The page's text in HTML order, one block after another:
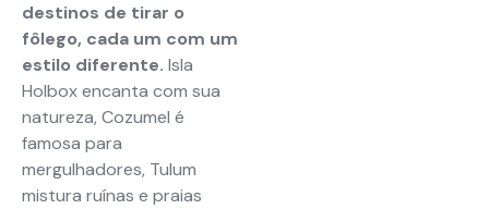
destinos de tirar o
fôlego, cada um com um
estilo diferente. Isla
Holbox encanta com sua
natureza, Cozumel é
famosa para
mergulhadores, Tulum
mistura ruínas e praias